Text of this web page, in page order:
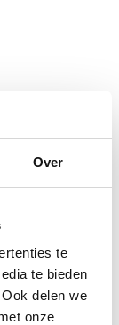
Over
te
te bieden
delen we
onze